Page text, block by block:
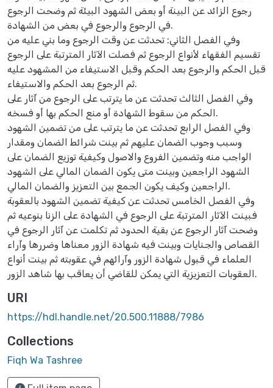
رجوع الزائد عن البينة أو بعض الشهود البيئة ثم وضحت الرجوع
في الرجوع والرجوع في بعض من الشهادة.
وفي الفصل الثاني: تحدثت عن وقت الرجوع وما بني عليه من
تقسيم الفقهاء لأنواع الرجوع ثم فصلت الآثار المترتبة على الرجوع
قبل الحكم والرجوع بعد الحكم وقبل الاستيفاء من المشهود عليه
ثم الرجوع بعد الحكم والاستيفاء.
وفي الفصل الثالث تحدثت عن ما يترتب على الرجوع من آثار على
الحكم من سقوط الشهادة أو منع الحكم بها أو فسخه.
وفي الفصل الرابع تحدثت عن ما يترتب على من تضمين الشهود
وسبب وجوب الضمان عليهم ثم بينت شرائط الضمان ومقدار
الواجب منه وتضمين الفروع والاصول وكيفية توزيع الضمان على
الشهود الراجعين وبينت متى يكون الضمان المالي على الشهود
الراجعين وكيف يكون الجمع بين التعزيز والضمان المالي.
وفي الفصل الخامس تحدثت عن كيفية تضمين الشهود بالعقوبة
فبينت الآثار المترتبة على الرجوع في الشهادة على الزنا بنوعيه ثم
وضحت آثار الرجوع عن بقية الحدود ثم تكلمت عن آثار الرجوع في
القصاص والجنايات وبينت فيه شهادة الزور معناها وضررها وآراء
العلماء في قبول شهادة الزور وآرائهم في عقوبته ثم بينت أنواع
العقوبات التعزيزية التي يمكن للقاضي أن يعاقب بها شاهد الزور.
URI
https://hdl.handle.net/20.500.11888/7986
Collections
Fiqh Wa Tashree